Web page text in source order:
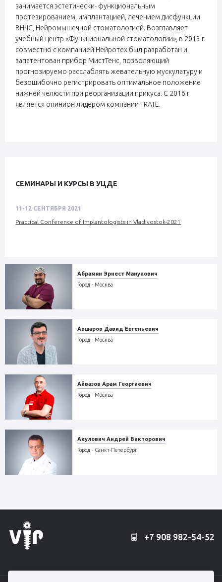
Абрамян Эрнест Манукович
Город - Москва
Авшаров Давид Евгеньевич
Город - Москва
Айвазов Арам Георгиевич
Город - Москва
Акулович Андрей Викторович
Город - Санкт-Петербург
занимается эстетически- функциональным
протезированием, имплантацией, лечением дисфункции
ВНЧС, Нейромышечной стоматологией. Возглавляет
учебный центр «Функциональной стоматологии», в 2013 г.
совместно с компанией Нейротех был разработан и
запатентован прибор МистТенс, позволяющий
прогнозируемо расслаблять жевательную мускулатуру и
безошибочно регистрировать оптимальное положение
нижней челюсти при реорганизации прикуса. С 2016 г.
является опинион лидером компании ТRATE.
СЕМИНАРЫ И КУРСЫ В УЦДЕ
11-12 СЕНТЯБРЯ 2021
Practical Conference of Implantologists in Vladivostok-2021
+7 908 982-54-52